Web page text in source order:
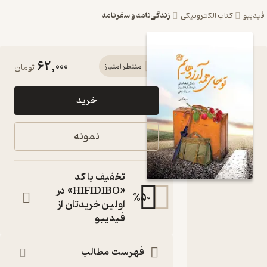
کتاب الکترونیکی زندگی‌نامه و سفرنامه
کتاب تو
جای همه
آرزوهایم
گنجی نشر
روایت
فتح
زندگی نامه
داستانی شهید
کتاب
منتظر امتیاز 62,000تومان
خرید
نمونه
%
تخفیف با کد
«HIFIDIBO» در
اولین خریدتان از
فیدیبو
فهرست مطالب